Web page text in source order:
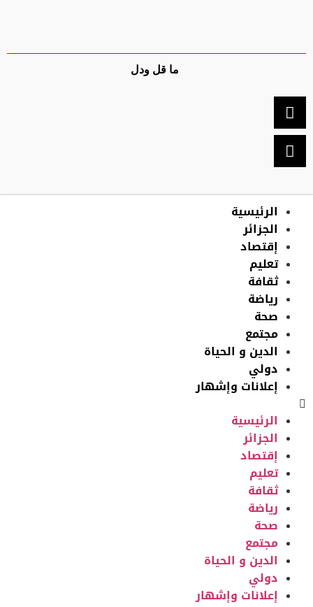
ما قل ودل
الرئيسية
الجزائر
إقتصاد
تعليم
ثقافة
رياضة
صحة
مجتمع
الدين و الحياة
دولي
إعلانات وإشهار
الرئيسية
الجزائر
إقتصاد
تعليم
ثقافة
رياضة
صحة
مجتمع
الدين و الحياة
دولي
إعلانات وإشهار